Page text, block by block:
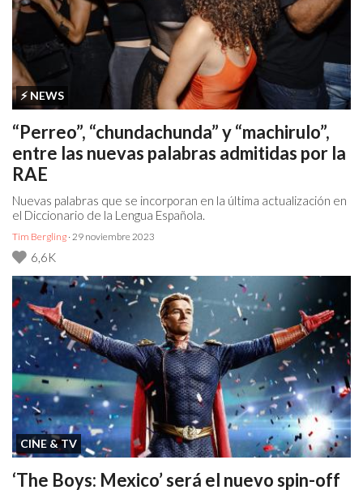
⚡️ NEWS
“Perreo”, “chundachunda” y “machirulo”,
entre las nuevas palabras admitidas por la
RAE
Nuevas palabras que se incorporan en la última actualización en
el Diccionario de la Lengua Española.
Tim Bergling · 29 noviembre 2023
6,6K
CINE & TV
‘The Boys: Mexico’ será el nuevo spin-off